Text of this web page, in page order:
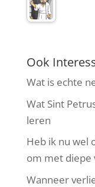
Ook
Wat is echte
Wat Sint
leren
Heb ik nu wel
om met diepe
Wanneer